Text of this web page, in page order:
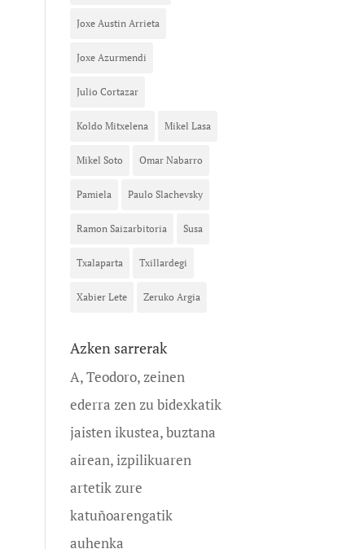
Joxe Austin Arrieta
Joxe Azurmendi
Julio Cortazar
Koldo Mitxelena Mikel Lasa
Mikel Soto Omar Nabarro
Pamiela Paulo Slachevsky
Ramon Saizarbitoria Susa
Txalaparta Txillardegi
Xabier Lete Zeruko Argia
Azken sarrerak
A, Teodoro, zeinen
ederra zen zu bidexkatik
jaisten ikustea, buztana
airean, izpilikuaren
artetik zure
katuñoarengatik
auhenka